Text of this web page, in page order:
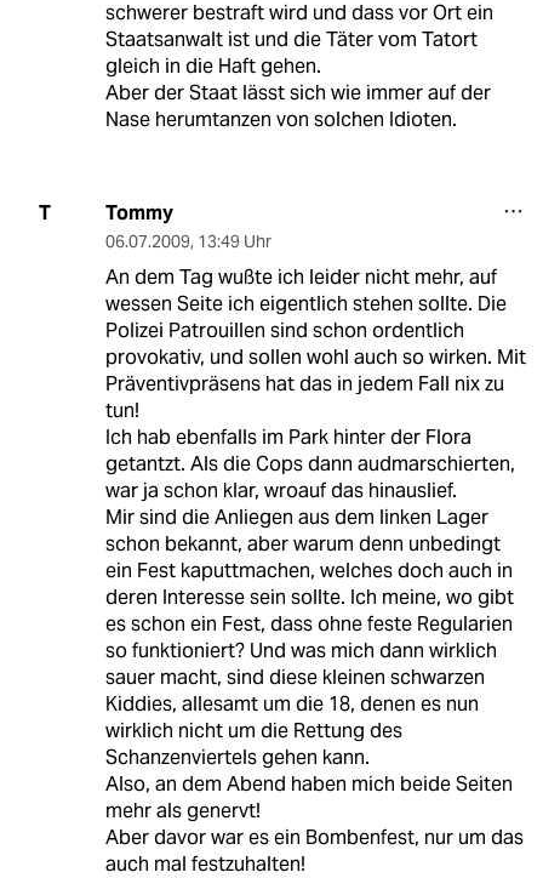
schwerer bestraft wird und dass vor Ort ein
Staatsanwalt ist und die Täter vom Tatort
gleich in die Haft gehen.
Aber der Staat lässt sich wie immer auf der
Nase herumtanzen von solchen Idioten.
T Tommy
06.07.2009, 13:49 Uhr
An dem Tag wußte ich leider nicht mehr, auf
wessen Seite ich eigentlich stehen sollte. Die
Polizei Patrouillen sind schon ordentlich
provokativ, und sollen wohl auch so wirken. Mit
Präventivpräsens hat das in jedem Fall nix zu
tun!
Ich hab ebenfalls im Park hinter der Flora
getantzt. Als die Cops dann audmarschierten,
war ja schon klar, wroauf das hinauslief.
Mir sind die Anliegen aus dem linken Lager
schon bekannt, aber warum denn unbedingt
ein Fest kaputtmachen, welches doch auch in
deren Interesse sein sollte. Ich meine, wo gibt
es schon ein Fest, dass ohne feste Regularien
so funktioniert? Und was mich dann wirklich
sauer macht, sind diese kleinen schwarzen
Kiddies, allesamt um die 18, denen es nun
wirklich nicht um die Rettung des
Schanzenviertels gehen kann.
Also, an dem Abend haben mich beide Seiten
mehr als genervt!
Aber davor war es ein Bombenfest, nur um das
auch mal festzuhalten!